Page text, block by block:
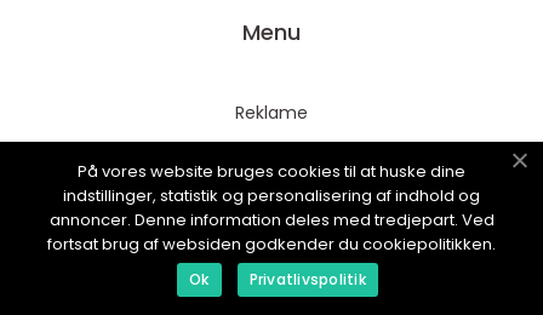
Menu
Reklame
Om oss
Cookies
Kontakt Oss
Sitemap
På vores website bruges cookies til at huske dine
indstillinger, statistik og personalisering af indhold og
annoncer. Denne information deles med tredjepart. Ved
fortsat brug af websiden godkender du cookiepolitikken.
Ok Privatlivspolitik